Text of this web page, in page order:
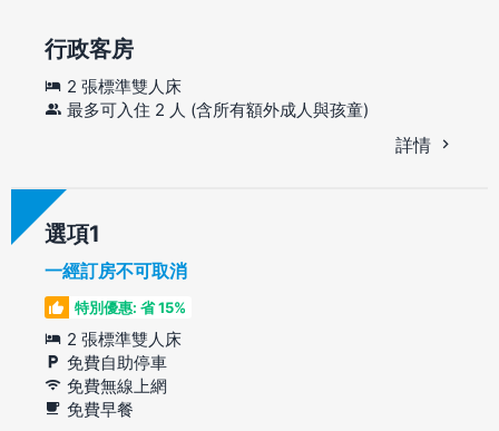
行政客房
2 張標準雙人床
最多可入住 2 人 (含所有額外成人與孩童)
詳情
選項
一經訂房不可取消
特別優惠: 省 15%
2 張標準雙人床
免費自助停車
免費無線上網
免費早餐